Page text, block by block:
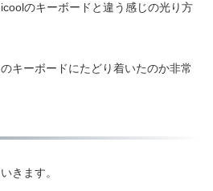
のキーボードと違う感じの光り方
キーボードにたどり着いたのか非常
きます。